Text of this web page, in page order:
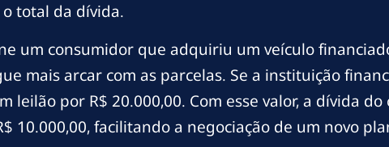
total da dívida.
um consumidor que adquiriu um veículo
mais arcar com as parcelas. Se a instituição
leilão por R$ 20.000,00. Com esse valor, a dívida
10.000,00, facilitando a negociação de um novo